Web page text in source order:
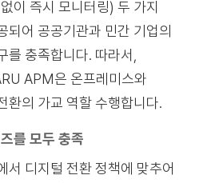
이 즉시 모니터링) 두 가지
되어 공공기관과 민간 기업의
를 충족합니다. 따라서,
APM은 온프레미스와
환의 가교 역할 수행합니다.
를 모두 충족
서 디지털 전환 정책에 맞추어